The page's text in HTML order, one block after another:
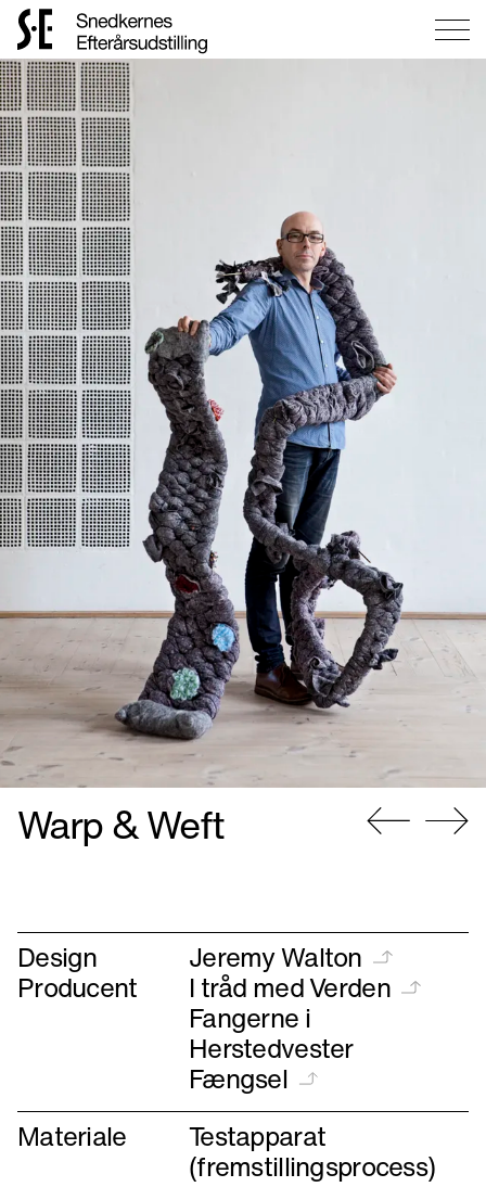
Gå
til
forsiden
Warp & Weft
Design Jeremy Walton
Producent I tråd med Verden
Fangerne i
Herstedvester
Fængsel
Materiale
Testapparat
(fremstillingsprocess)